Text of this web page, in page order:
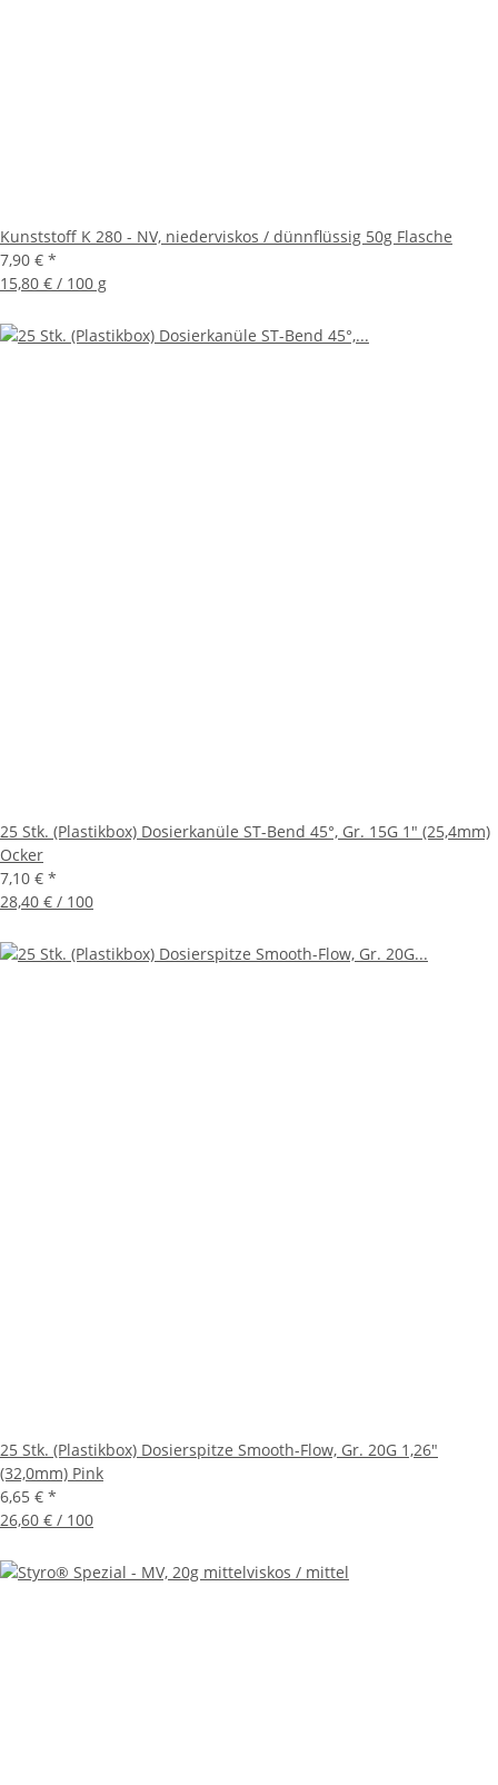
Kunststoff K 280 - NV, niederviskos / dünnflüssig 50g Flasche
7,90 € *
15,80 € / 100 g
25 Stk. (Plastikbox) Dosierkanüle ST-Bend 45°, Gr. 15G 1" (25,4mm)
Ocker
7,10 € *
28,40 € / 100
25 Stk. (Plastikbox) Dosierspitze Smooth-Flow, Gr. 20G 1,26"
(32,0mm) Pink
6,65 € *
26,60 € / 100